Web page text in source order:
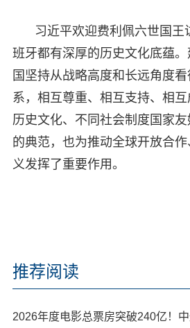
习近平欢迎费利佩六世国王
班牙都有深厚的历史文化底蕴
国坚持从战略高度和长远角度
系，相互尊重、相互支持、相
历史文化、不同社会制度国家
的典范，也为推动全球开放合
义发挥了重要作用。
推荐阅读
2026年度电影总票房突破240亿！